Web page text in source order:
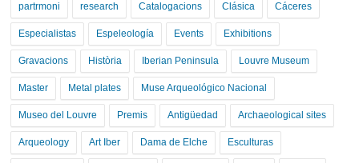
partrmoni research Catalogacions Clásica Cáceres
Especialistas Espeleología Events Exhibitions
Gravacions Història Iberian Peninsula Louvre Museum
Master Metal plates Muse Arqueológico Nacional
Museo del Louvre Premis Antigüedad Archaeological sites
Arqueology Art Iber Dama de Elche Esculturas